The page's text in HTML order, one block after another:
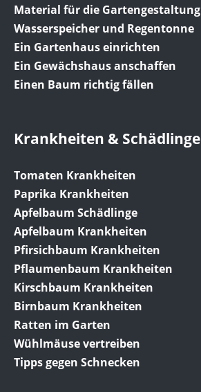
Material für die Gartengestaltung
Wasserspeicher und Regentonne
Ein Gartenhaus einrichten
Ein Gewächshaus anschaffen
Einen Baum richtig fällen
Krankheiten & Schädlinge
Tomaten Krankheiten
Paprika Krankheiten
Apfelbaum Schädlinge
Apfelbaum Krankheiten
Pfirsichbaum Krankheiten
Pflaumenbaum Krankheiten
Kirschbaum Krankheiten
Birnbaum Krankheiten
Ratten im Garten
Wühlmäuse vertreiben
Tipps gegen Schnecken